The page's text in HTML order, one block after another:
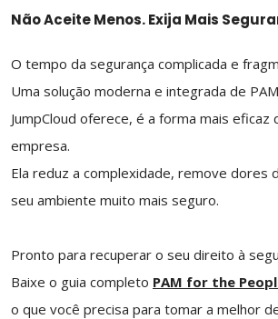
Não Aceite Menos. Exija Mais
O tempo da segurança complicada e
Uma solução moderna e integrada de
JumpCloud oferece, é a forma mais
empresa.
Ela reduz a complexidade, remove dores
seu ambiente muito mais seguro.
Pronto para recuperar o seu direito à
Baixe o guia completo PAM for the
o que você precisa para tomar a melhor